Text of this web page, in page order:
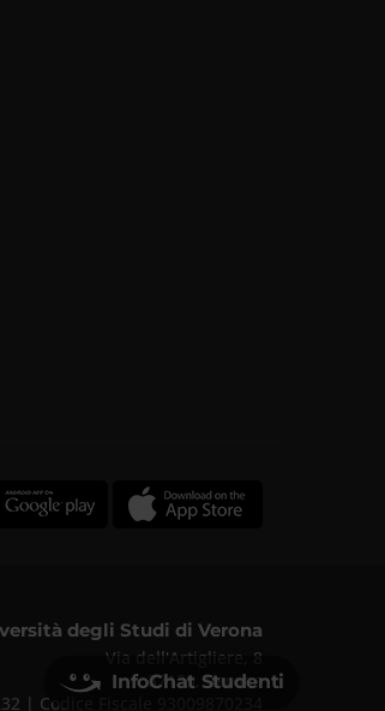
degli Studi di Verona
Via dell'Artigliere, 8
37129, Verona
| Codice Fiscale 93009870234
InfoChat Studenti